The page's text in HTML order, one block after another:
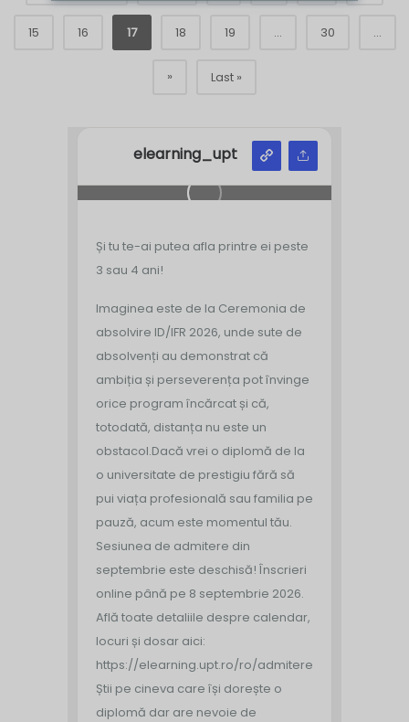
15 16 17 18 19 ... 30 ...
» Last »
elearning_upt
Și tu te-ai putea afla printre ei peste
3 sau 4 ani!
Imaginea este de la Ceremonia de
absolvire ID/IFR 2026, unde sute de
absolvenți au demonstrat că
ambiția și perseverența pot învinge
orice program încărcat și că,
totodată, distanța nu este un
obstacol.Dacă vrei o diplomă de la
o universitate de prestigiu fără să
pui viața profesională sau familia pe
pauză, acum este momentul tău.
Sesiunea de admitere din
septembrie este deschisă! Înscrieri
online până pe 8 septembrie 2026.
Află toate detaliile despre calendar,
locuri și dosar aici:
https://elearning.upt.ro/ro/admitere/
Știi pe cineva care își dorește o
diplomă dar are nevoie de